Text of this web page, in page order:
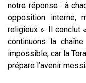
notre réponse : à
opposition interne,
religieux ». Il conclut
continuons la
impossible, car la
prépare l’avenir